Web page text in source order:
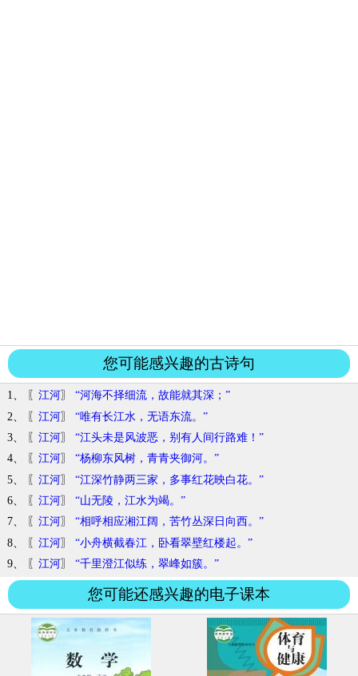
您可能感兴趣的古诗句
1、 〖 江河〗 “河海不择细流，故能就其深；”
2、 〖 江河〗 “唯有长江水，无语东流。”
3、 〖 江河〗 “江头未是风波恶，别有人间行路难！”
4、 〖 江河〗 “杨柳东风树，青青夹御河。”
5、 〖 江河〗 “江深竹静两三家，多事红花映白花。”
6、 〖 江河〗 “山无陵，江水为竭。”
7、 〖 江河〗 “相呼相应湘江阔，苦竹丛深日向西。”
8、 〖 江河〗 “小舟横截春江，卧看翠壁红楼起。”
9、 〖 江河〗 “千里澄江似练，翠峰如簇。”
您可能还感兴趣的电子课本